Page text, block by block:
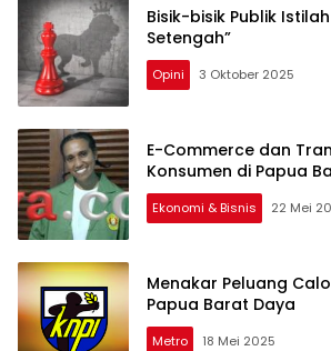
Bisik-bisik Publik
Setengah”
Opini 3 Oktober 2025
E-Commerce dan
Konsumen di Papua
Ekonomi & Bisnis 22 Mei
Menakar Peluang
Papua Barat Daya
Metro 18 Mei 2025